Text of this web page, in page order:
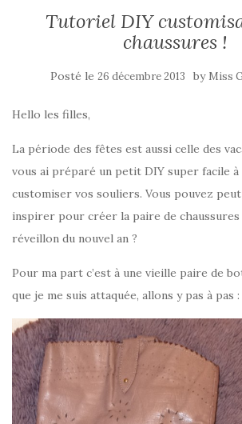
Tutoriel DIY
chaussures !
Posté le 26 décembre 2013 by Miss
Hello les filles,
La période des fêtes est aussi celle des
vous ai préparé un petit DIY super facile
customiser vos souliers. Vous pouvez
inspirer pour créer la paire de
réveillon du nouvel an ?
Pour ma part c’est à une vieille paire de
que je me suis attaquée, allons y pas à pas :